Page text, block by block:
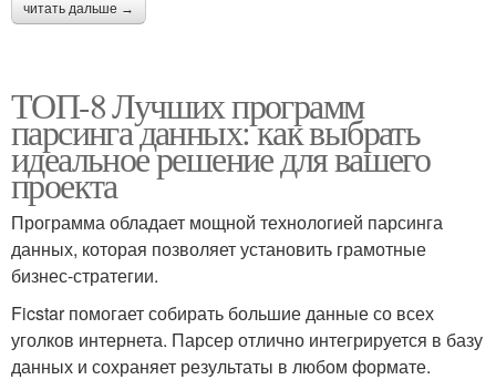
читать дальше →
ТОП-8 Лучших программ
парсинга данных: как выбрать
идеальное решение для вашего
проекта
Программа обладает мощной технологией парсинга
данных, которая позволяет установить грамотные
бизнес-стратегии.
Ficstar помогает собирать большие данные со всех
уголков интернета. Парсер отлично интегрируется в базу
данных и сохраняет результаты в любом формате.